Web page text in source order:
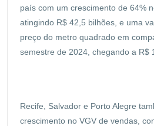
país com um crescimento de 64%
atingindo R$ 42,5 bilhões, e uma
preço do metro quadrado em
semestre de 2024, chegando a R$
Recife, Salvador e Porto Alegre
crescimento no VGV de vendas,